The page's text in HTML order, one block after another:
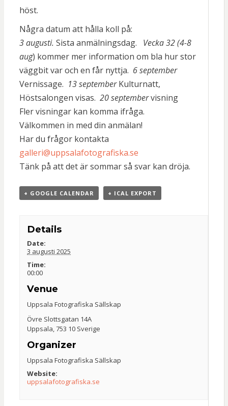
höst.
Några datum att hålla koll på:
3 augusti. Sista anmälningsdag. Vecka 32 (4-8
aug) kommer mer information om bla hur stor
väggbit var och en får nyttja. 6 september
Vernissage. 13 septemberKulturnatt,
Höstsalongen visas. 20 septembervisning
Fler visningar kan komma ifråga.
Välkommen in med din anmälan!
Har du frågor kontakta
galleri@uppsalafotografiska.se
Tänk på att det är sommar så svar kan dröja.
+ GOOGLE CALENDAR + ICAL EXPORT
Details
Date:
3 augusti 2025
Time:
00:00
Venue
Uppsala Fotografiska Sällskap
Övre Slottsgatan 14A
Uppsala,753 10 Sverige
Organizer
Uppsala Fotografiska Sällskap
Website:
uppsalafotografiska.se